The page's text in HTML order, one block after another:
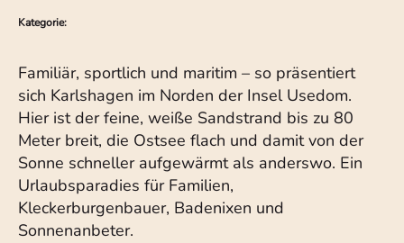
Kategorie:
Familiär, sportlich und maritim – so präsentiert
sich Karlshagen im Norden der Insel Usedom.
Hier ist der feine, weiße Sandstrand bis zu 80
Meter breit, die Ostsee flach und damit von der
Sonne schneller aufgewärmt als anderswo. Ein
Urlaubsparadies für Familien,
Kleckerburgenbauer, Badenixen und
Sonnenanbeter.